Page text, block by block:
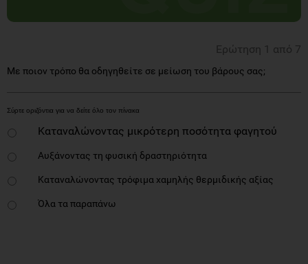
Ερώτηση 1 από 7
Με ποιον τρόπο θα οδηγηθείτε σε μείωση του βάρους σας;
Καταναλώνοντας μικρότερη ποσότητα φαγητού
Αυξάνοντας τη φυσική δραστηριότητα
Καταναλώνοντας τρόφιμα χαμηλής θερμιδικής αξίας
Όλα τα παραπάνω